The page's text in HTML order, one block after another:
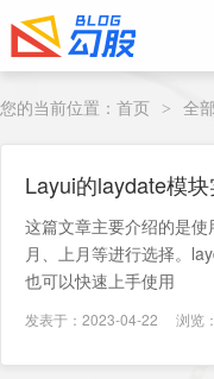
您的当前位置： 首页 > 全
Layui的laydate模
这篇文章主要介绍的是
月、上月等进行选择。
也可以快速上手使用
发表于：2023-04-22 浏览